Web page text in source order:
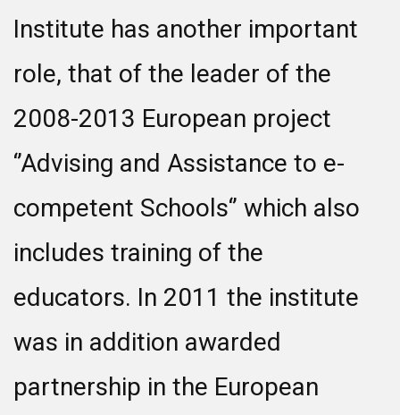
Institute has another important
role, that of the leader of the
2008-2013 European project
‘’Advising and Assistance to e-
competent Schools‘’ which also
includes training of the
educators. In 2011 the institute
was in addition awarded
partnership in the European